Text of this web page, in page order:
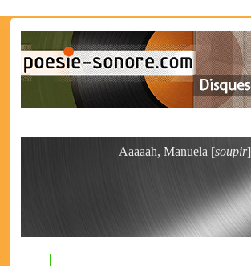
Aaaaah, Manuela [soupir]